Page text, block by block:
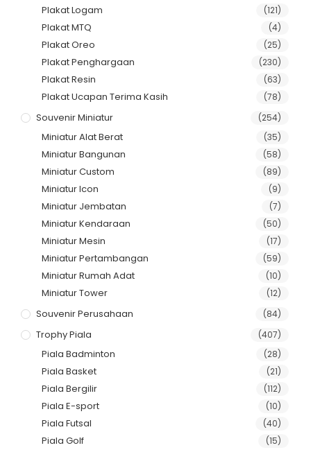
Plakat Logam (121)
Plakat MTQ (4)
Plakat Oreo (25)
Plakat Penghargaan (230)
Plakat Resin (63)
Plakat Ucapan Terima Kasih (78)
Souvenir Miniatur (254)
Miniatur Alat Berat (35)
Miniatur Bangunan (58)
Miniatur Custom (89)
Miniatur Icon (9)
Miniatur Jembatan (7)
Miniatur Kendaraan (50)
Miniatur Mesin (17)
Miniatur Pertambangan (59)
Miniatur Rumah Adat (10)
Miniatur Tower (12)
Souvenir Perusahaan (84)
Trophy Piala (407)
Piala Badminton (28)
Piala Basket (21)
Piala Bergilir (112)
Piala E-sport (10)
Piala Futsal (40)
Piala Golf (15)